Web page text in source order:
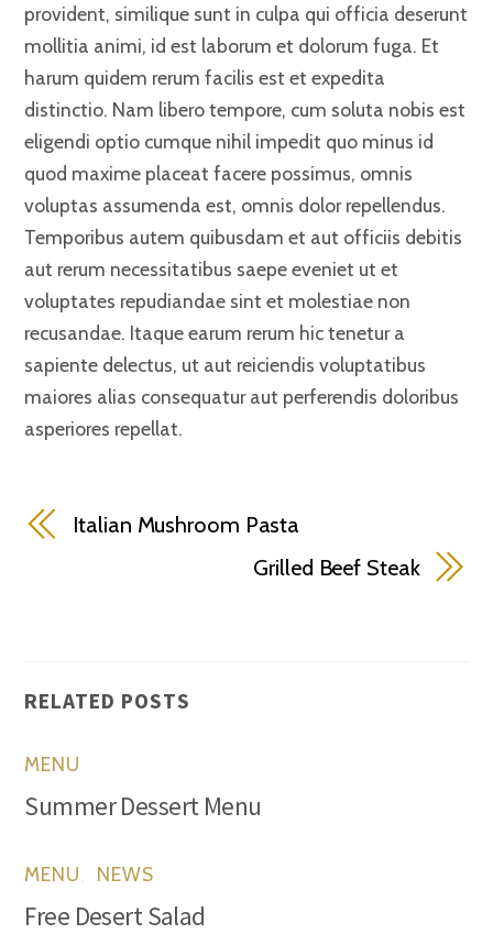
provident, similique sunt in culpa qui officia deserunt
mollitia animi, id est laborum et dolorum fuga. Et
harum quidem rerum facilis est et expedita
distinctio. Nam libero tempore, cum soluta nobis est
eligendi optio cumque nihil impedit quo minus id
quod maxime placeat facere possimus, omnis
voluptas assumenda est, omnis dolor repellendus.
Temporibus autem quibusdam et aut officiis debitis
aut rerum necessitatibus saepe eveniet ut et
voluptates repudiandae sint et molestiae non
recusandae. Itaque earum rerum hic tenetur a
sapiente delectus, ut aut reiciendis voluptatibus
maiores alias consequatur aut perferendis doloribus
asperiores repellat.
Italian Mushroom Pasta
Grilled Beef Steak
RELATED POSTS
MENU
Summer Dessert Menu
MENU NEWS
Free Desert Salad